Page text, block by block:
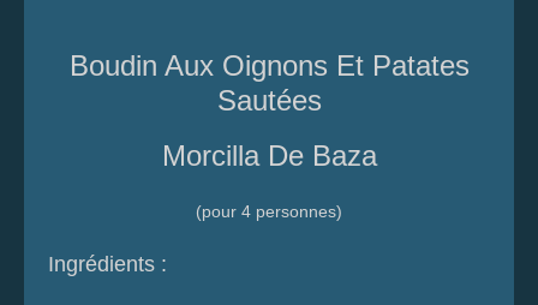
Boudin Aux Oignons Et Patates
Sautées
Morcilla De Baza
(pour 4 personnes)
Ingrédients :